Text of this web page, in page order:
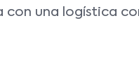
con una logística